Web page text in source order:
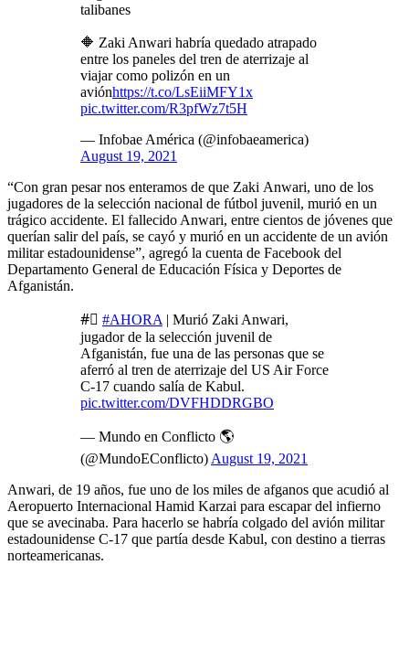
talibanes
🔶 Zaki Anwari habría quedado atrapado
entre los paneles del tren de aterrizaje al
viajar como polizón en un
aviónhttps://t.co/LsEiiMFY1x
pic.twitter.com/R3pfWz7t5H
— Infobae América (@infobaeamerica)
August 19, 2021
“Con gran pesar nos enteramos de que Zaki Anwari, uno de los
jugadores de la selección nacional de fútbol juvenil, murió en un
trágico accidente. El fallecido Anwari, entre cientos de jóvenes que
querían salir del país, se cayó y murió en un accidente de un avión
militar estadounidense”, agregó la cuenta de Facebook del
Departamento General de Educación Física y Deportes de
Afganistán.
#⃣ #AHORA | Murió Zaki Anwari,
jugador de la selección juvenil de
Afganistán, fue una de las personas que se
aferró al tren de aterrizaje del US Air Force
C-17 cuando salía de Kabul.
pic.twitter.com/DVFHDDRGBO
— Mundo en Conflicto 🌎
(@MundoEConflicto) August 19, 2021
Anwari, de 19 años, fue uno de los miles de afganos que acudió al
Aeropuerto Internacional Hamid Karzai para escapar del infierno
que se avecinaba. Para hacerlo se habría colgado del avión militar
estadounidense C-17 que partía desde Kabul, con destino a tierras
norteamericanas.